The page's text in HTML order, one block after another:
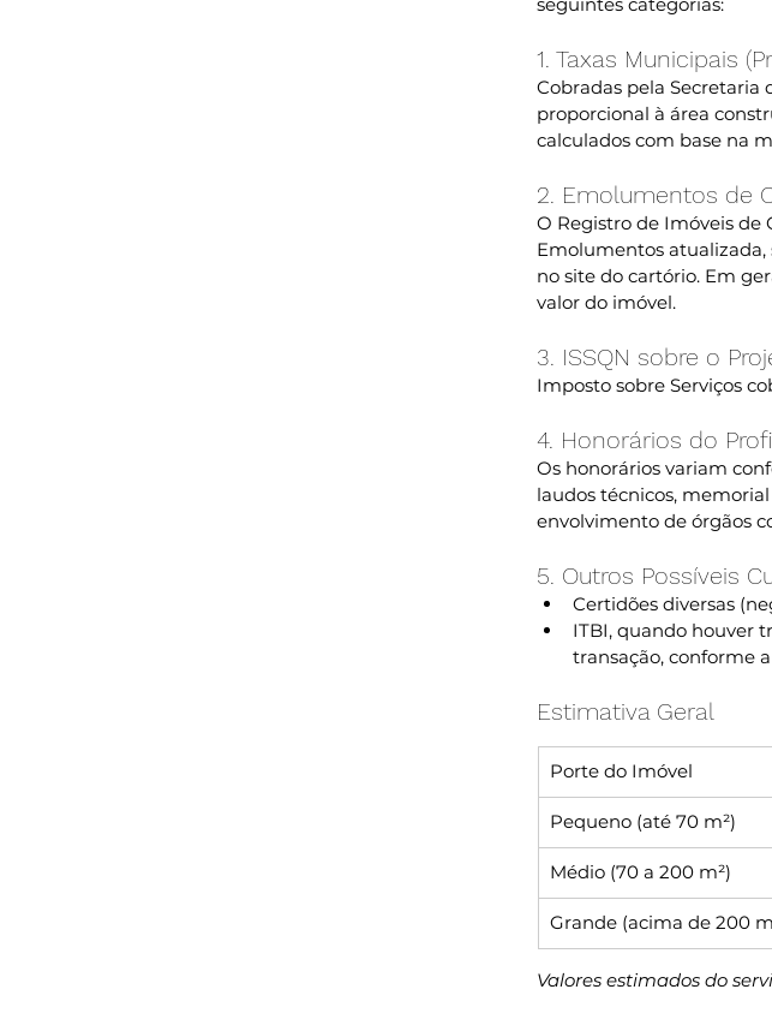
1. Taxas Municipais
Cobradas pela
proporcional à área
calculados com base na
2. Emolumentos de
O Registro de Imóveis de
Emolumentos
no site do cartório. Em
valor do imóvel.
3. ISSQN sobre o
Imposto sobre Serviços
4. Honorários do
Os honorários variam
laudos técnicos,
envolvimento de órgãos
5. Outros Possíveis
Certidões diversas
ITBI, quando houver
transação, conforme
Estimativa Geral
Porte do Imóvel
Pequeno (até 70 m²)
Médio (70 a 200 m²)
Grande (acima de 200
Valores estimados do